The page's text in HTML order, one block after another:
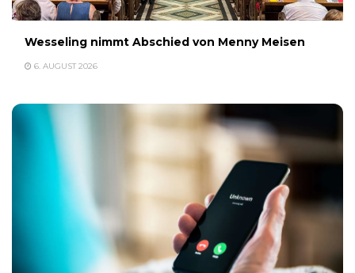
Wesseling nimmt Abschied von Menny Meisen
6. AUGUST 2026